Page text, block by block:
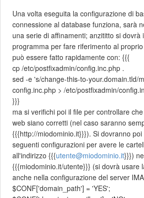
Una volta eseguita la configurazione di
connessione al database funziona, sarà
una serie di affinamenti; anzititto si dovrà
programma per fare riferimento al
può essere fatto rapidamente con: {{{
cp /etc/postfixadmin/config.inc.php .
sed -e 's/change-this-to-your.domain.tld/
config.inc.php > /etc/postfixadmin/
}}}
ma si verifichi poi il file per controllare
web siano corretti (nel caso saranno
{{{http://miodominio.it}}}). Si dovranno
seguenti configurazioni per avere le
all'indirizzo {{{utente@miodominio.it}}})
{{{miodominio.it/utente}}} (si dovrà usare
anche nella configurazione del server
$CONF['domain_path'] = 'YES';